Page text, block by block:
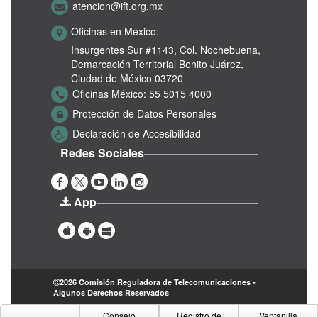
atencion@ift.org.mx
Oficinas en México:
Insurgentes Sur #1143, Col. Nochebuena,
Demarcación Territorial Benito Juárez,
Ciudad de México 03720
Oficinas México: 55 5015 4000
Protección de Datos Personales
Declaración de Accesibilidad
Redes Sociales
App
2026 Comisión Reguladora de Telecomunicaciones -
Algunos Derechos Reservados